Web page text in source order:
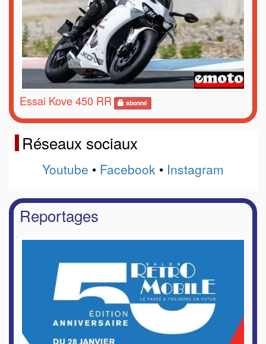
Essai Kove 450 RR abonné
Réseaux sociaux
Youtube • Facebook • Instagram
Reportages